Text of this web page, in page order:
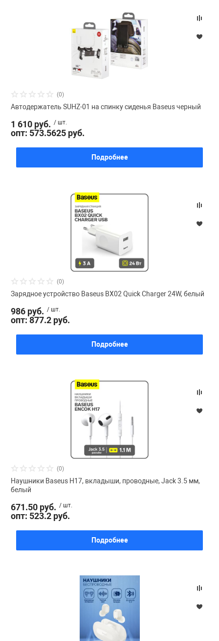
(0)
Автодержатель SUHZ-01 на спинку сиденья Baseus черный
1 610 руб. / шт.
опт: 573.5625 руб.
Подробнее
(0)
Зарядное устройство Baseus BX02 Quick Charger 24W, белый
986 руб. / шт.
опт: 877.2 руб.
Подробнее
(0)
Наушники Baseus H17, вкладыши, проводные, Jack 3.5 мм,
белый
671.50 руб. / шт.
опт: 523.2 руб.
Подробнее